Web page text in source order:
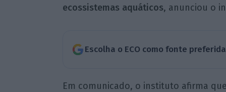
ecossistemas aquáticos, anunciou o
Escolha o ECO como fonte
Em comunicado, o instituto afirma